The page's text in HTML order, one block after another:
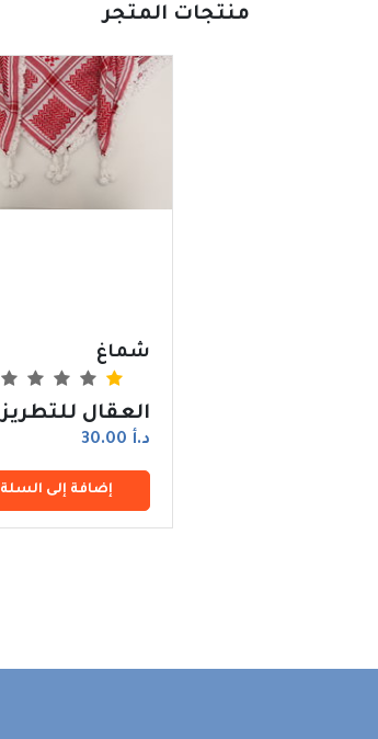
منتجات المتجر
شماغ
العقال للتطريز
د.أ 30.00
إضافة إلى السلة